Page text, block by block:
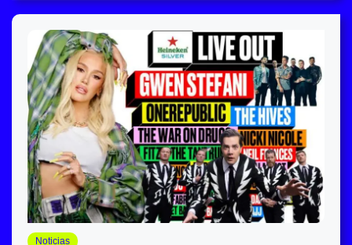
Noticias